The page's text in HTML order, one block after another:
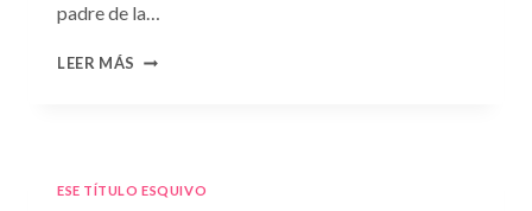
padre de la…
LEER MÁS CONSULTA
NEGOCIOS»
ESE TÍTULO ESQUIVO